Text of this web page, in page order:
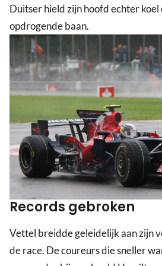
Duitser hield zijn hoofd echter koel
opdrogende baan.
Records gebroken
Vettel breidde geleidelijk aan zijn
de race. De coureurs die sneller